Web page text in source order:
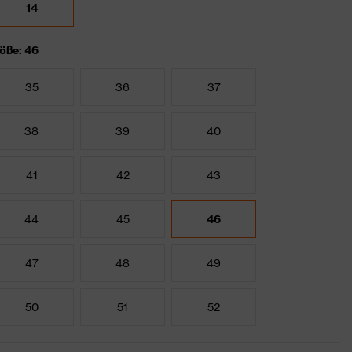
14
46
35 36 37
38 39 40
41 42 43
44 45 46
47 48 49
50 51 52